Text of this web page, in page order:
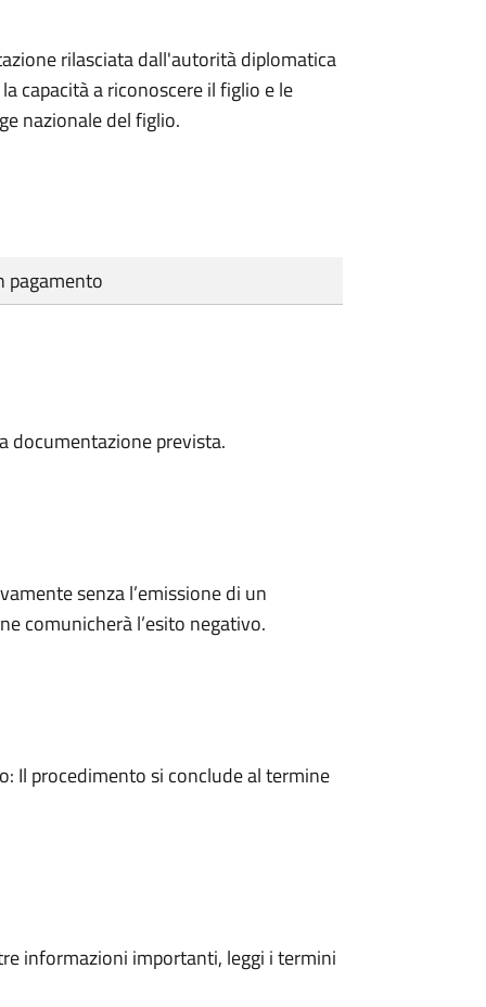
rilasciata dall'autorità diplomatica
capacità a riconoscere il figlio e le
nazionale del figlio.
pagamento
documentazione prevista.
senza l’emissione di un
comunicherà l’esito negativo.
Il procedimento si conclude al termine
informazioni importanti, leggi i termini